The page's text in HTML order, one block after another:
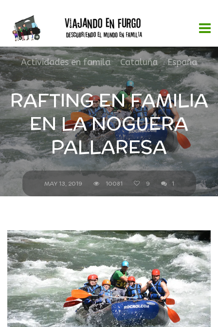
Actividades en famila,Cataluña,España
RAFTING EN FAMILIA
EN LA NOGUERA
PALLARESA
MAY 13, 2019 10081 9 1